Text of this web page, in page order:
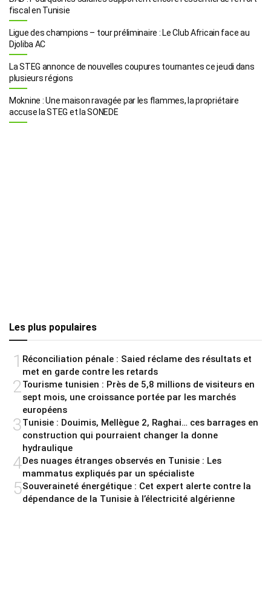
fiscal en Tunisie
Ligue des champions – tour préliminaire : Le Club Africain face au
Djoliba AC
La STEG annonce de nouvelles coupures tournantes ce jeudi dans
plusieurs régions
Moknine : Une maison ravagée par les flammes, la propriétaire
accuse la STEG et la SONEDE
Les plus populaires
1 Réconciliation pénale : Saied réclame des résultats et
met en garde contre les retards
2Tourisme tunisien : Près de 5,8 millions de visiteurs en
sept mois, une croissance portée par les marchés
européens
3Tunisie : Douimis, Mellègue 2, Raghai… ces barrages en
construction qui pourraient changer la donne
hydraulique
4Des nuages étranges observés en Tunisie : Les
mammatus expliqués par un spécialiste
5Souveraineté énergétique : Cet expert alerte contre la
dépendance de la Tunisie à l’électricité algérienne